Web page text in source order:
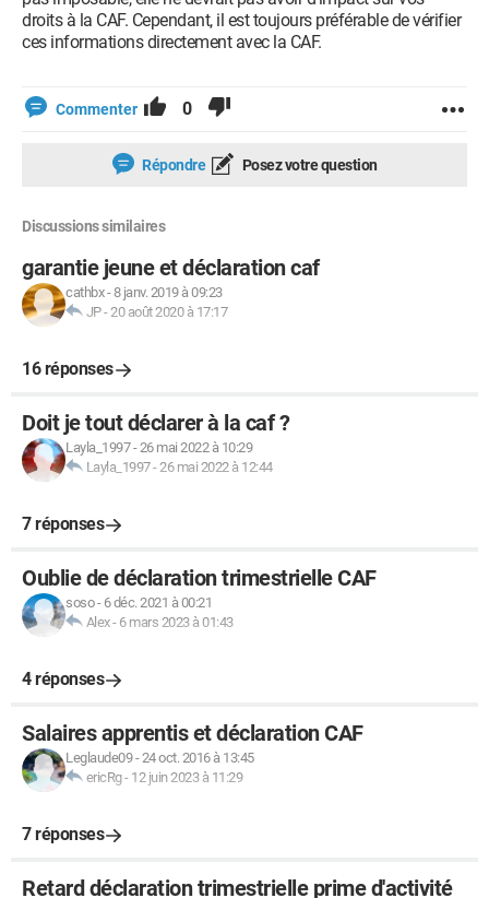
droits à la CAF. Cependant, il est toujours préférable de vérifier
ces informations directement avec la CAF.
Commenter 0
Répondre Posez votre question
Discussions similaires
garantie jeune et déclaration caf
cathbx-8 janv. 2019 à 09:23
JP-20 août 2020 à 17:17
16 réponses
Doit je tout déclarer à la caf ?
Layla_1997-26 mai 2022 à 10:29
Layla_1997-26 mai 2022 à 12:44
7 réponses
Oublie de déclaration trimestrielle CAF
soso- 6 déc. 2021 à 00:21
Alex- 6 mars 2023 à 01:43
4 réponses
Salaires apprentis et déclaration CAF
Leglaude09-24 oct. 2016 à 13:45
ericRg- 12 juin 2023 à 11:29
7 réponses
Retard déclaration trimestrielle prime d'activité